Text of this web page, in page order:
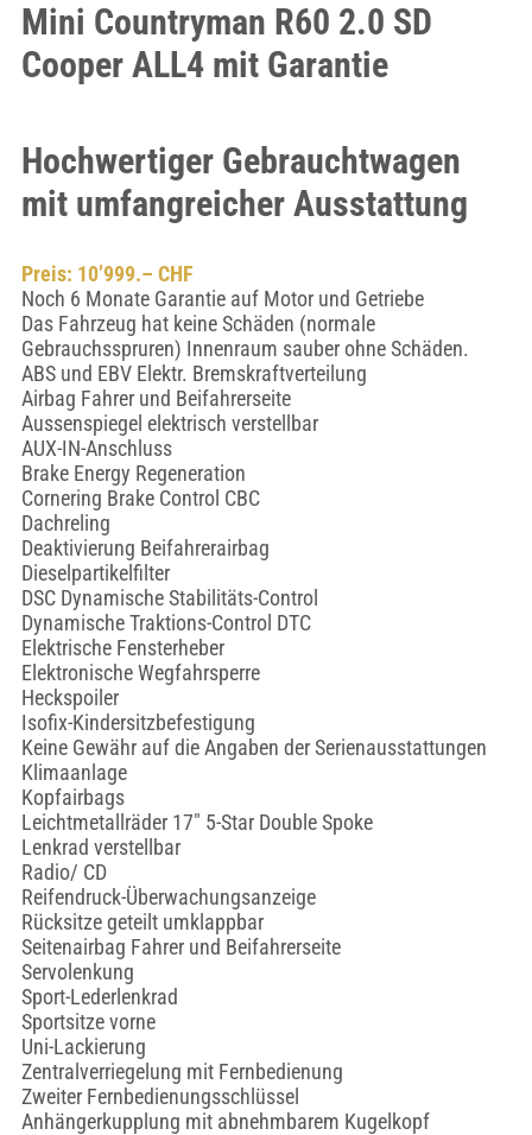
Mini Countryman R60 2.0 SD
Cooper ALL4 mit Garantie
Hochwertiger Gebrauchtwagen
mit umfangreicher Ausstattung
Preis: 10’999.– CHF
Noch 6 Monate Garantie auf Motor und Getriebe
Das Fahrzeug hat keine Schäden (normale
Gebrauchsspruren) Innenraum sauber ohne Schäden.
ABS und EBV Elektr. Bremskraftverteilung
Airbag Fahrer und Beifahrerseite
Aussenspiegel elektrisch verstellbar
AUX-IN-Anschluss
Brake Energy Regeneration
Cornering Brake Control CBC
Dachreling
Deaktivierung Beifahrerairbag
Dieselpartikelfilter
DSC Dynamische Stabilitäts-Control
Dynamische Traktions-Control DTC
Elektrische Fensterheber
Elektronische Wegfahrsperre
Heckspoiler
Isofix-Kindersitzbefestigung
Keine Gewähr auf die Angaben der Serienausstattungen
Klimaanlage
Kopfairbags
Leichtmetallräder 17" 5-Star Double Spoke
Lenkrad verstellbar
Radio/ CD
Reifendruck-Überwachungsanzeige
Rücksitze geteilt umklappbar
Seitenairbag Fahrer und Beifahrerseite
Servolenkung
Sport-Lederlenkrad
Sportsitze vorne
Uni-Lackierung
Zentralverriegelung mit Fernbedienung
Zweiter Fernbedienungsschlüssel
Anhängerkupplung mit abnehmbarem Kugelkopf